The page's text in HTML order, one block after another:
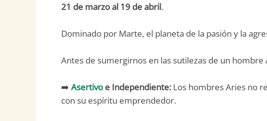
21 de marzo al 19 de abril.
Dominado por Marte, el planeta de la pasión y la
Antes de sumergirnos en las sutilezas de un
➡️ Asertivo e Independiente: Los hombres Aries no
con su espíritu emprendedor.